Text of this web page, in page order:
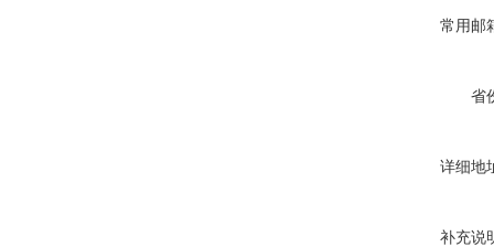
常用邮
省
详细地
补充说